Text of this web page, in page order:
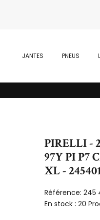
JANTES PNEUS
PIRELLI -
97Y PI P7
XL -
Référence: 245
En stock : 20